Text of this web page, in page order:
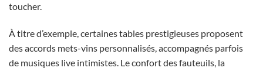
toucher.
À titre d’exemple, certaines tables prestigieuses proposent
des accords mets-vins personnalisés, accompagnés parfois
de musiques live intimistes. Le confort des fauteuils, la